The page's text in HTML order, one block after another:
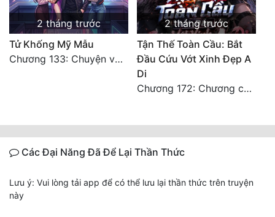
2 tháng trước
Tử Khống Mỹ Mẫu
Chương 133: Chuyện vợ chồng
2 tháng trước
Tận Thế Toàn Cầu: Bắt
Đầu Cứu Vớt Xinh Đẹp A
Di
Chương 172: Chương cuối cùng, dọn dẹp Nữ Vương
Các Đại Năng Đã Để Lại Thần Thức
Lưu ý: Vui lòng tải app để có thể lưu lại thần thức trên truyện
này